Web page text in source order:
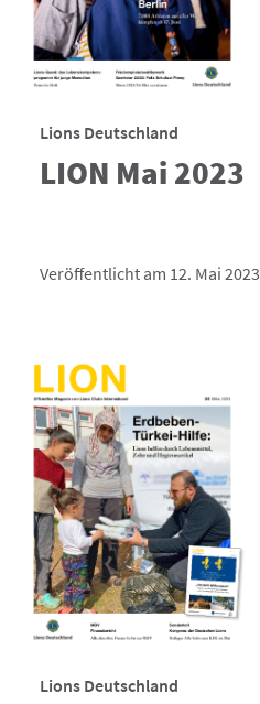
Lions Deutschland
LION Mai 2023
Veröffentlicht am 12. Mai 2023
Lions Deutschland